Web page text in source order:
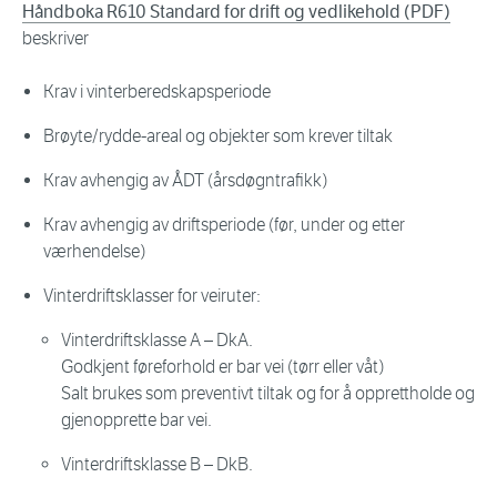
Håndboka R610 Standard for drift og vedlikehold (PDF)
beskriver
Krav i vinterberedskapsperiode
Brøyte/rydde-areal og objekter som krever tiltak
Krav avhengig av ÅDT (årsdøgntrafikk)
Krav avhengig av driftsperiode (før, under og etter
værhendelse)
Vinterdriftsklasser for veiruter:
Vinterdriftsklasse A – DkA.
Godkjent føreforhold er bar vei (tørr eller våt)
Salt brukes som preventivt tiltak og for å opprettholde og
gjenopprette bar vei.
Vinterdriftsklasse B – DkB.